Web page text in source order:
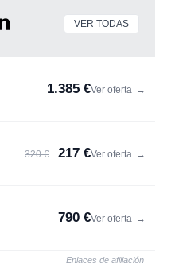
VER TODAS
1.385 €Ver oferta →
320 € 217 €Ver oferta →
790 €Ver oferta →
Enlaces de afiliación